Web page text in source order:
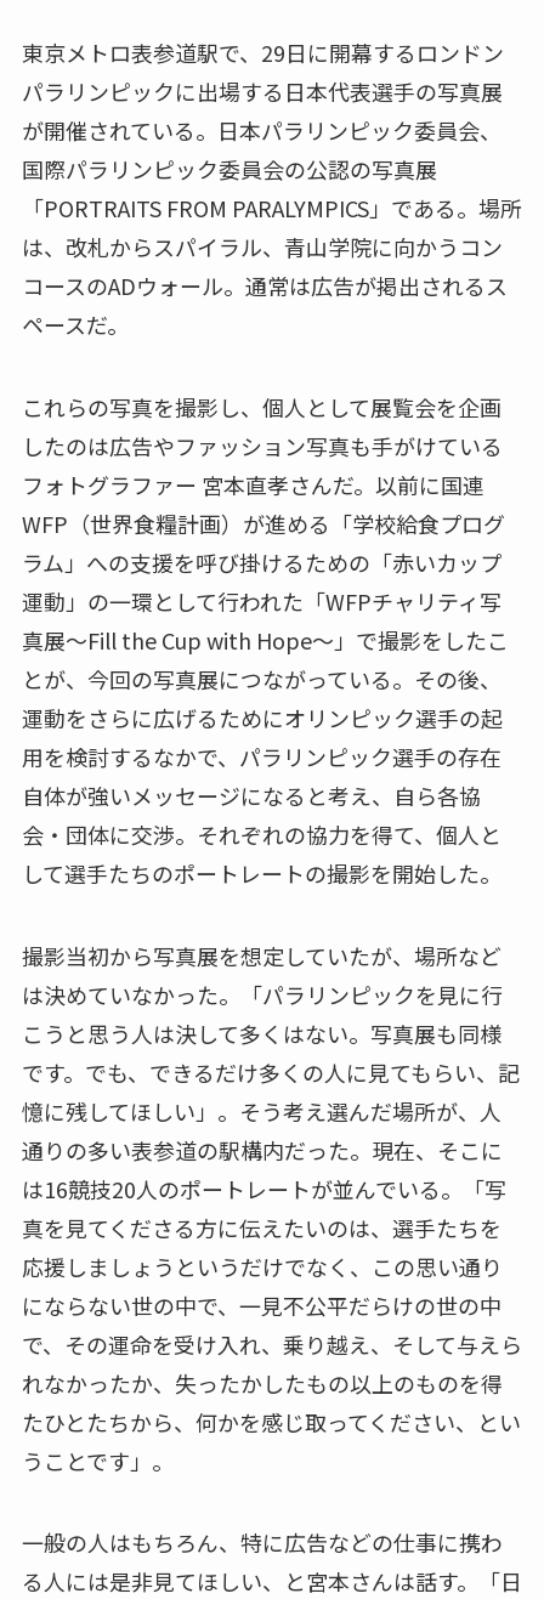
東京メトロ表参道駅で、29日に開幕するロンドン
パラリンピックに出場する日本代表選手の写真展
が開催されている。日本パラリンピック委員会、
国際パラリンピック委員会の公認の写真展
「PORTRAITS FROM PARALYMPICS」である。場所
は、改札からスパイラル、青山学院に向かうコン
コースのADウォール。通常は広告が掲出されるス
ペースだ。
これらの写真を撮影し、個人として展覧会を企画
したのは広告やファッション写真も手がけている
フォトグラファー 宮本直孝さんだ。以前に国連
WFP（世界食糧計画）が進める「学校給食プログ
ラム」への支援を呼び掛けるための「赤いカップ
運動」の一環として行われた「WFPチャリティ写
真展～Fill the Cup with Hope～」で撮影をしたこ
とが、今回の写真展につながっている。その後、
運動をさらに広げるためにオリンピック選手の起
用を検討するなかで、パラリンピック選手の存在
自体が強いメッセージになると考え、自ら各協
会・団体に交渉。それぞれの協力を得て、個人と
して選手たちのポートレートの撮影を開始した。
撮影当初から写真展を想定していたが、場所など
は決めていなかった。「パラリンピックを見に行
こうと思う人は決して多くはない。写真展も同様
です。でも、できるだけ多くの人に見てもらい、記
憶に残してほしい」。そう考え選んだ場所が、人
通りの多い表参道の駅構内だった。現在、そこに
は16競技20人のポートレートが並んでいる。「写
真を見てくださる方に伝えたいのは、選手たちを
応援しましょうというだけでなく、この思い通り
にならない世の中で、一見不公平だらけの世の中
で、その運命を受け入れ、乗り越え、そして与えら
れなかったか、失ったかしたもの以上のものを得
たひとたちから、何かを感じ取ってください、とい
うことです」。
一般の人はもちろん、特に広告などの仕事に携わ
る人には是非見てほしい、と宮本さんは話す。「日